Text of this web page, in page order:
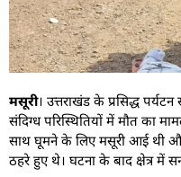
मसूरी। उत्तराखंड के प्रसिद्ध
संदिग्ध परिस्थितियों में मौत का
साथ घूमने के लिए मसूरी आई थी और
ठहरे हुए थे। घटना के बाद क्षेत्र में